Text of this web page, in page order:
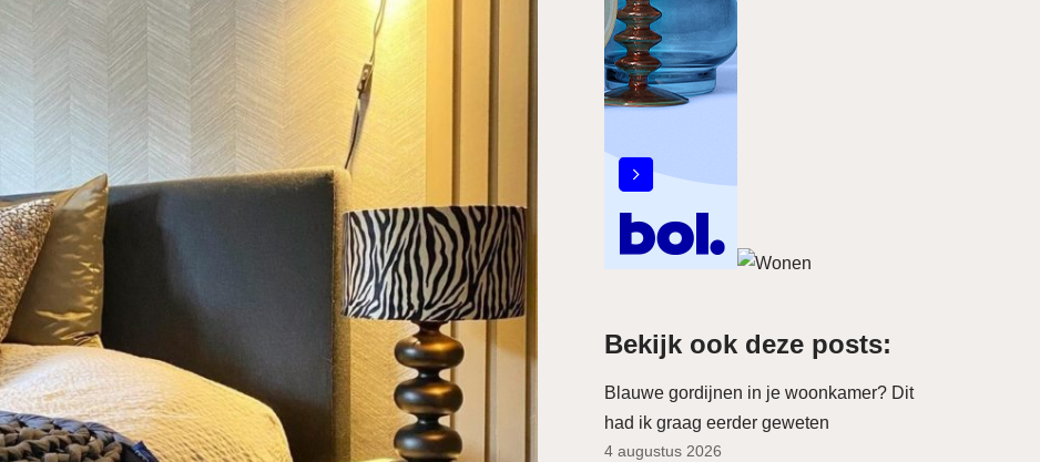
Bekijk ook deze posts:
Blauwe gordijnen in je woonkamer? Dit
had ik graag eerder geweten
4 augustus 2026